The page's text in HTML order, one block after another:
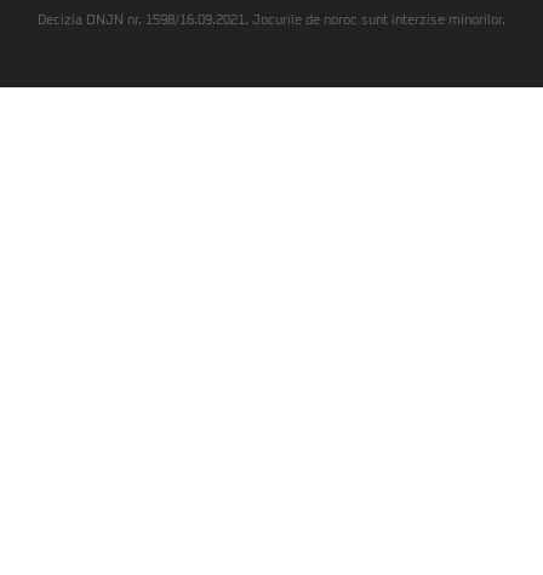
Decizia ONJN nr. 1598/16.09.2021. Jocurile de noroc sunt interzise minorilor.